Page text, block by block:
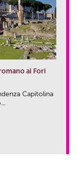
ai Fori
Capitolina